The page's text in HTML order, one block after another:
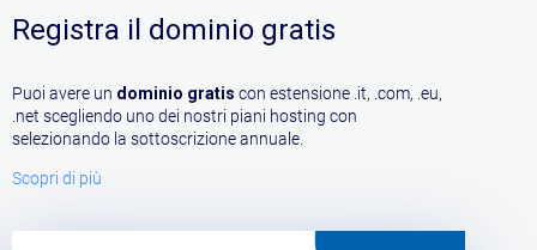
Registra il dominio gratis
Puoi avere un dominio gratis con estensione .it, .com, .eu,
.net scegliendo uno dei nostri piani hosting con
selezionando la sottoscrizione annuale.
Scopri di più